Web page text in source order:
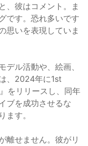
、彼はコメント。ま
です。恐れ多いです
思いを表現していま
ル活動や、絵画、
、2024年に1st
をリリースし、同年
ブを成功させるな
ます。
離せません。彼がリ